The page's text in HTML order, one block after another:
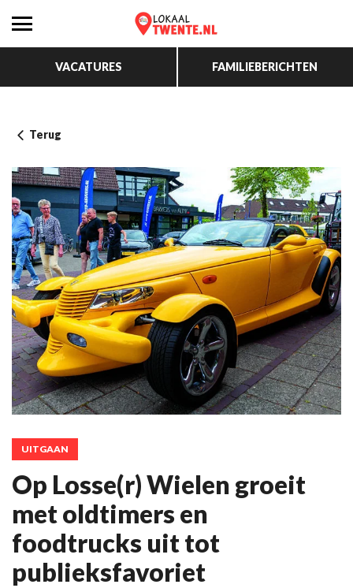
VACATURES FAMILIEBERICHTEN
Terug
UITGAAN
Op Losse(r) Wielen groeit
met oldtimers en
foodtrucks uit tot
publieksfavoriet